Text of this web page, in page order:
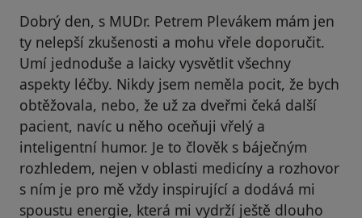
Dobrý den, s MUDr. Petrem Plevákem mám jen
ty nelepší zkušenosti a mohu vřele doporučit.
Umí jednoduše a laicky vysvětlit všechny
aspekty léčby. Nikdy jsem neměla pocit, že bych
obtěžovala, nebo, že už za dveřmi čeká další
pacient, navíc u něho oceňuji vřelý a
inteligentní humor. Je to člověk s báječným
rozhledem, nejen v oblasti medicíny a rozhovor
s ním je pro mě vždy inspirující a dodává mi
spoustu energie, která mi vydrží ještě dlouho